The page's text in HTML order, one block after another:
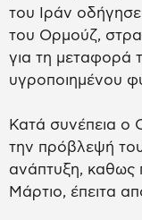
του Ιράν οδήγησε
του Ορμούζ,
για τη μεταφορά
υγροποιημένου
Κατά συνέπεια
την πρόβλεψή
ανάπτυξη, καθως
Μάρτιο, έπειτα